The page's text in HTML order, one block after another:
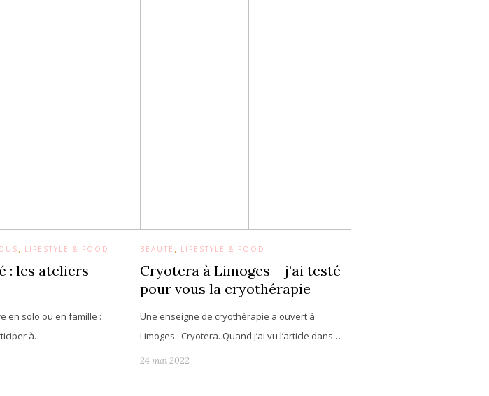
, LIFESTYLE & FOOD
: les ateliers
en solo ou en famille :
à…
BEAUTÉ , LIFESTYLE & FOOD
Cryotera à Limoges – j’ai testé
pour vous la cryothérapie
Une enseigne de cryothérapie a ouvert à
Limoges : Cryotera. Quand j’ai vu l’article dans…
24 mai 2022